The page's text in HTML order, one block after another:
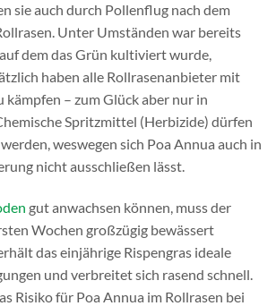
sie auch durch Pollenflug nach dem
Unter Umständen war bereits
dem das Grün kultiviert wurde,
haben alle Rollrasenanbieter mit
kämpfen – zum Glück aber nur in
Spritzmittel (Herbizide) dürfen
weswegen sich Poa Annua auch in
nicht ausschließen lässt.
gut anwachsen können, muss der
Wochen großzügig bewässert
das einjährige Rispengras ideale
und verbreitet sich rasend schnell.
Risiko für Poa Annua im Rollrasen bei